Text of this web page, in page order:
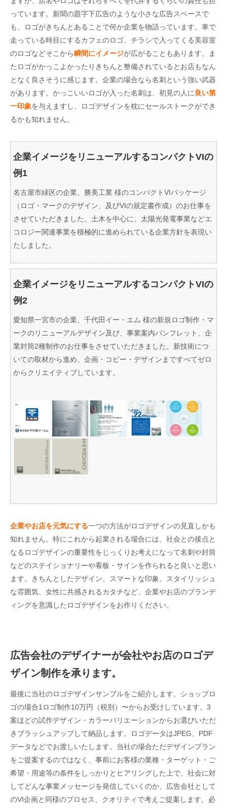
っています。新聞の題字下広告のような小さな広告スペースで
も、ロゴがきちんとあることで何か企業を物語っています。車で
走っている時目にするカフェのロゴ、チラシで入ってくる美容室
のロゴなどそこから瞬間にイメージが広がることもあります。ま
たロゴがかっこよかったりきちんと整備されているとお店もなん
となく良さそうに感じます。企業の場合なら名刺という強い武器
があります。かっこいいロゴが入った名刺は、初見の人に良い第
一印象を与えますし、ロゴデザインを枕にセールストークができ
るかも知れません。
企業イメージをリニューアルするコンパクトVIの
例1
名古屋市緑区の企業、勝美工業 様のコンパクトVIパッケージ
（ロゴ・マークのデザイン、及びVIの規定書作成）のお仕事を
させていただきました。土木を中心に、太陽光発電事業などエ
コロジー関連事業を積極的に進められている企業方針を表現い
たしました。
企業イメージをリニューアルするコンパクトVIの
例2
愛知県一宮市の企業、千代田イー・エム 様の新規ロゴ制作・マ
ークのリニューアルデザイン及び、事業案内パンフレット、企
業封筒2種制作のお仕事をさせていただきました。新技術につ
いての取材から進め、企画・コピー・デザインまですべてゼロ
からクリエイティブしています。
企業やお店を元気にする一つの方法がロゴデザインの見直しかも
知れません。特にこれから起業される場合には、社会との接点と
なるロゴデザインの重要性をじっくりお考えになって名刺や封筒
などのステイショナリーや看板・サインを作られると良いと思い
ます。きちんとしたデザイン、スマートな印象、スタイリッシュ
な雰囲気、女性に共感されるカタチなど、企業やお店のブランデ
ィングを意識したロゴデザインをお作りください。
広告会社のデザイナーが会社やお店のロゴデ
ザイン制作を承ります。
最後に当社のロゴデザインサンプルをご紹介します。ショップロ
ゴの場合1ロゴ制作10万円（税別）〜からお受けしています。3
案ほどの試作デザイン・カラーバリエーションからお選びいただ
きブラッシュアップして納品します。ロゴデータはJPEG、PDF
データなどでお渡しいたします。当社の場合ただデザインプラン
をご提案するのではなく、事前にお客様の業種・ターゲット・ご
希望・用途等の条件をしっかりとヒアリングした上で、社会に対
してどんな事業メッセージを発信していくのか、広告会社として
のVI企画と同様のプロセス、クオリティで考えご提案します。必